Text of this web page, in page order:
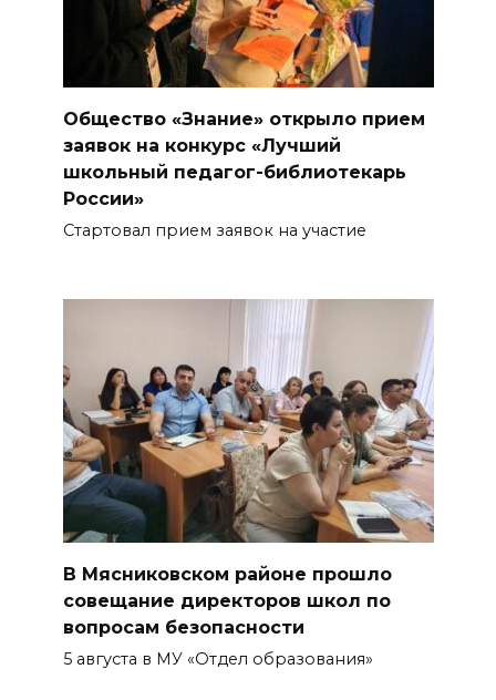
Общество «Знание» открыло прием
заявок на конкурс «Лучший
школьный педагог-библиотекарь
России»
Стартовал прием заявок на участие
В Мясниковском районе прошло
совещание директоров школ по
вопросам безопасности
5 августа в МУ «Отдел образования»